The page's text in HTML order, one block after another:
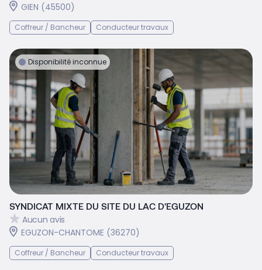
GIEN (45500)
Coffreur / Bancheur Conducteur travaux
Disponibilité inconnue
SYNDICAT MIXTE DU SITE DU LAC D'EGUZON
Aucun avis
EGUZON-CHANTOME (36270)
Coffreur / Bancheur Conducteur travaux